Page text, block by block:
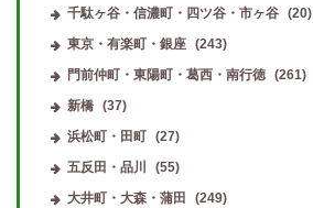
千駄ヶ谷・信濃町・四ツ谷・市ヶ谷
(20)
東京・有楽町・銀座
(243)
門前仲町・東陽町・葛西・南行徳
(261)
新橋
(37)
浜松町・田町
(27)
五反田・品川
(55)
大井町・大森・蒲田
(249)